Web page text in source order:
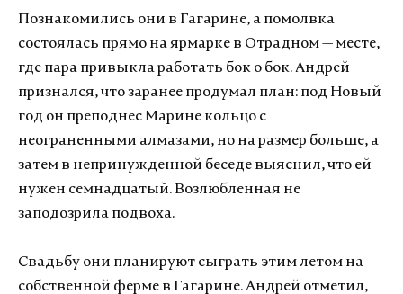
Познакомились они в Гагарине, а помолвка
состоялась прямо на ярмарке в Отрадном — месте,
где пара привыкла работать бок о бок. Андрей
признался, что заранее продумал план: под Новый
год он преподнес Марине кольцо с
неограненными алмазами, но на размер больше, а
затем в непринужденной беседе выяснил, что ей
нужен семнадцатый. Возлюбленная не
заподозрила подвоха.
Свадьбу они планируют сыграть этим летом на
собственной ферме в Гагарине. Андрей отметил,